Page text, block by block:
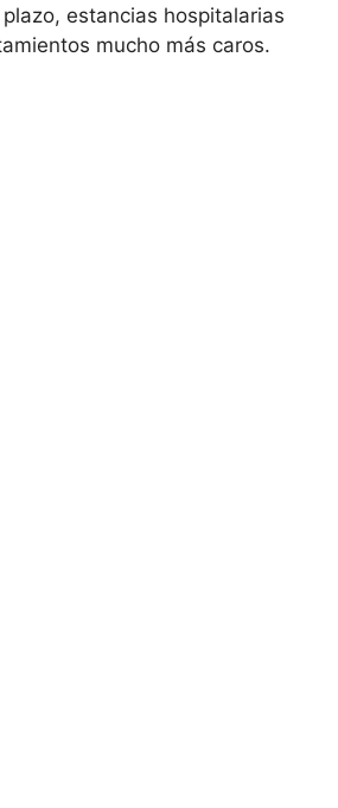
estancias hospitalarias
mucho más caros.